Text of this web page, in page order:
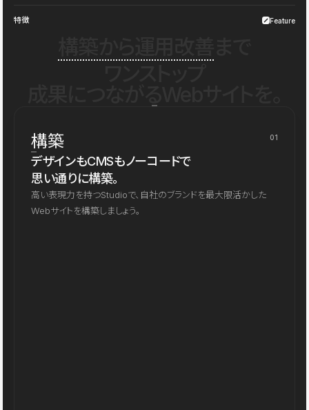
特徴 Feature
構築 01
デザインもCMSもノーコードで
思い通りに構築。
高い表現力を持つStudioで、自社のブランドを最大限活かした
Webサイトを構築しましょう。